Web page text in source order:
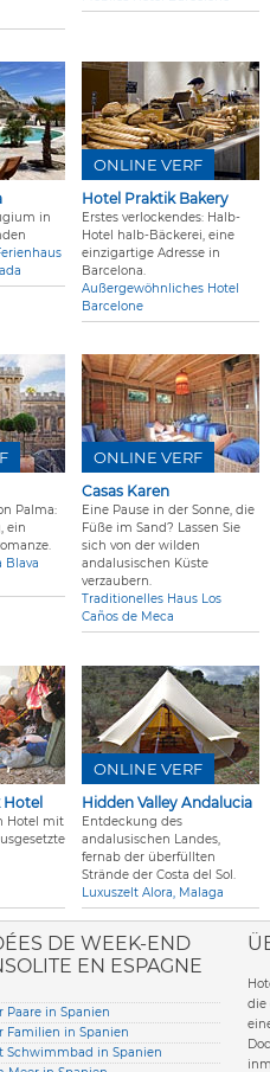
in
Hotel Praktik Bakery
Erstes verlockendes: Halb-
Hotel halb-Bäckerei, eine
einzigartige Adresse in
Barcelona.
Außergewöhnliches Hotel
Barcelone
ONLINE VERF
Palma:
ein
Blava
Casas Karen
Eine Pause in der Sonne, die
Füße im Sand? Lassen Sie
sich von der wilden
andalusischen Küste
verzaubern.
Traditionelles Haus Los
Caños de Meca
ONLINE VERF
Hotel
Hotel mit
Hidden Valley Andalucia
Entdeckung des
andalusischen Landes,
fernab der überfüllten
Strände der Costa del Sol.
Luxuszelt Alora, Malaga
ONLINE VERF
DE WEEK-END
EN ESPAGNE
Paare in Spanien
Familien in Spanien
Schwimmbad in Spanien
die